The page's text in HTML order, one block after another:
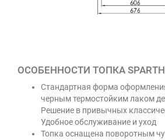
ОСОБЕННОСТИ ТОПКА
Стандартная форма
черным термостойким лаком
Решение в привычных
Удобное обслуживание и уход
Топка оснащена поворотным